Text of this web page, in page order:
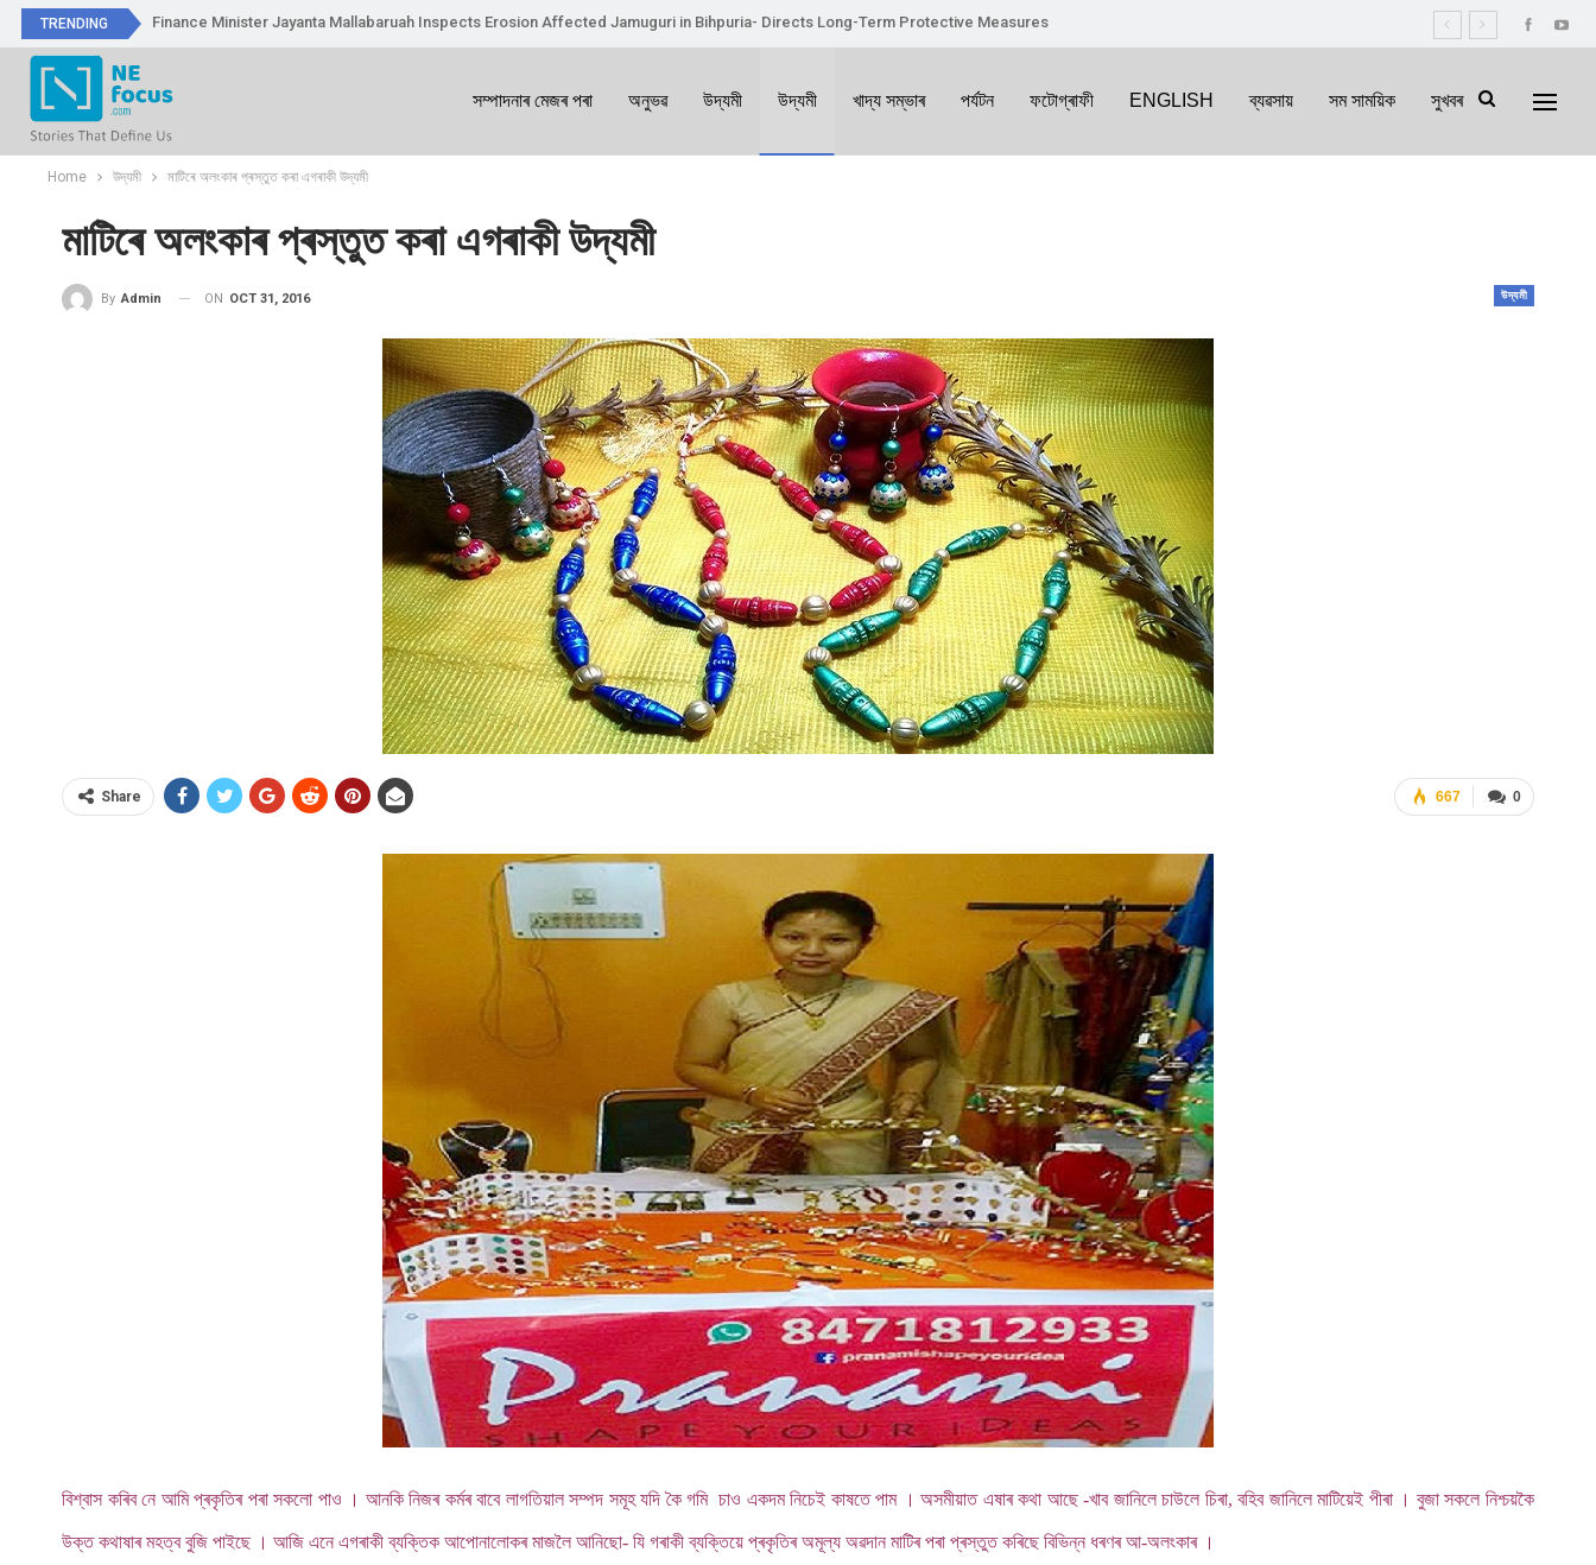
TRENDING Finance Minister Jayanta Mallabaruah Inspects Erosion Affected Jamuguri in Bihpuria- Directs Long-Term Protective Measures
সম্পাদনাৰ মেজৰ পৰা অনুভৱ উদ্যমী উদ্যমী খাদ্য সম্ভাৰ পৰ্যটন ফটোগ্ৰাফী ENGLISH ব্যৱসায় সম সাময়িক সুখবৰ
Home উদ্যমী মাটিৰে অলংকাৰ প্ৰস্তুত কৰা এগৰাকী উদ্যমী
মাটিৰে অলংকাৰ প্ৰস্তুত কৰা এগৰাকী উদ্যমী
উদ্যমী
By Admin ON OCT 31, 2016
0
667
Share
বিশ্বাস কৰিব নে আমি প্ৰকৃতিৰ পৰা সকলো পাও । আনকি নিজৰ কৰ্মৰ বাবে লাগতিয়াল সম্পদ সমূহ যদি কৈ গমি চাও একদম নিচেই কাষতে পাম । অসমীয়াত এষাৰ কথা আছে -খাব জানিলে চাউলে চিৰা, বহিব জানিলে মাটিয়েই পীৰা । বুজা সকলে নিশ্চয়কৈ
উক্ত কথাষাৰ মহত্ব বুজি পাইছে । আজি এনে এগৰাকী ব্যক্তিক আপোনালোকৰ মাজলৈ আনিছো- যি গৰাকী ব্যক্তিয়ে প্ৰকৃতিৰ অমূল্য অৱদান মাটিৰ পৰা প্ৰস্তুত কৰিছে বিভিন্ন ধৰণৰ আ-অলংকাৰ ।